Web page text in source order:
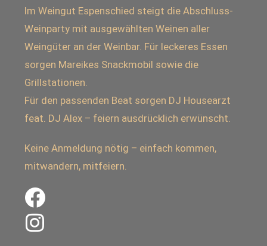
Im Weingut Espenschied steigt die Abschluss-
Weinparty mit ausgewählten Weinen aller
Weingüter an der Weinbar. Für leckeres Essen
sorgen Mareikes Snackmobil sowie die
Grillstationen.
Für den passenden Beat sorgen DJ Housearzt
feat. DJ Alex – feiern ausdrücklich erwünscht.
Keine Anmeldung nötig – einfach kommen,
mitwandern, mitfeiern.